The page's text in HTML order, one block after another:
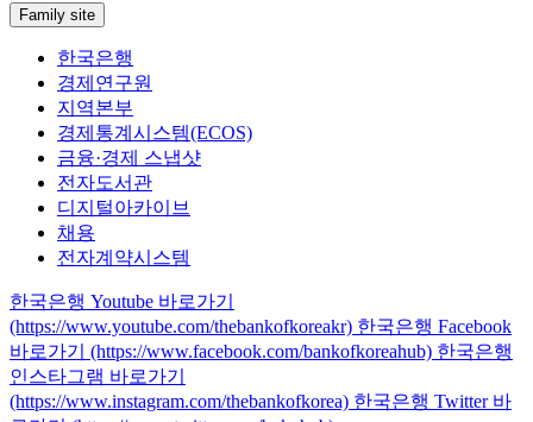
Family site
한국은행
경제연구원
지역본부
경제통계시스템(ECOS)
금융·경제 스냅샷
전자도서관
디지털아카이브
채용
전자계약시스템
한국은행 Youtube 바로가기
(https://www.youtube.com/thebankofkoreakr) 한국은행 Facebook
바로가기 (https://www.facebook.com/bankofkoreahub) 한국은행
인스타그램 바로가기
(https://www.instagram.com/thebankofkorea) 한국은행 Twitter 바